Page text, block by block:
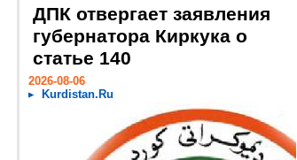
ДПК отвергает заявления
губернатора Киркука о
статье 140
2026-08-06
Kurdistan.Ru